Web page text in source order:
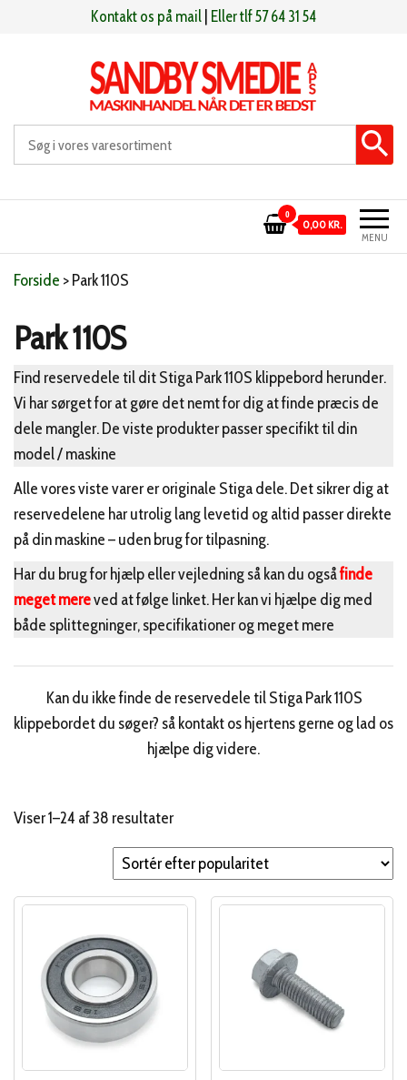
Kontakt os på mail Eller tlf 57 64 31 54
Sandby smeden Maskinhandel når det er bedst
MENU
0
0,00 KR.
Forside >Park 110S
Park 110S
Find reservedele til dit Stiga Park 110S klippebord herunder.
Vi har sørget for at gøre det nemt for dig at finde præcis de
dele mangler. De viste produkter passer specifikt til din
model / maskine
Alle vores viste varer er originale Stiga dele. Det sikrer dig at
reservedelene har utrolig lang levetid og altid passer direkte
på din maskine – uden brug for tilpasning.
Har du brug for hjælp eller vejledning så kan du ogsåfinde
meget mereved at følge linket. Her kan vi hjælpe dig med
både splittegninger, specifikationer og meget mere
Kan du ikke finde de reservedele til Stiga Park 110S
klippebordet du søger? så kontakt os hjertens gerne og lad os
hjælpe dig videre.
Viser 1–24 af 38 resultaterSorteret
efter
popularitet